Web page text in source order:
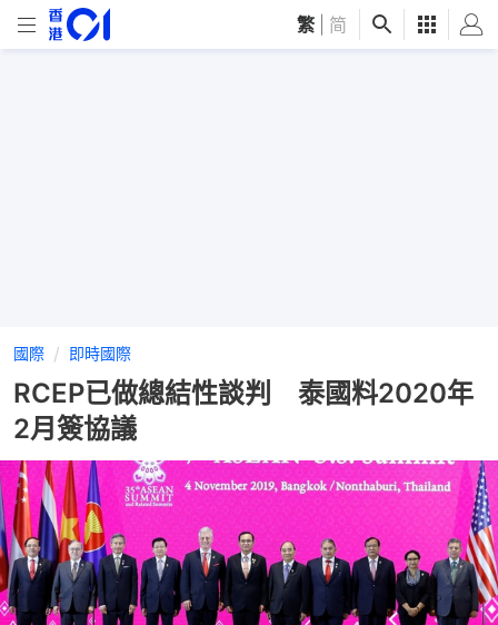
繁 简
國際 即時國際
RCEP已做總結性談判 泰國料2020年
2月簽協議